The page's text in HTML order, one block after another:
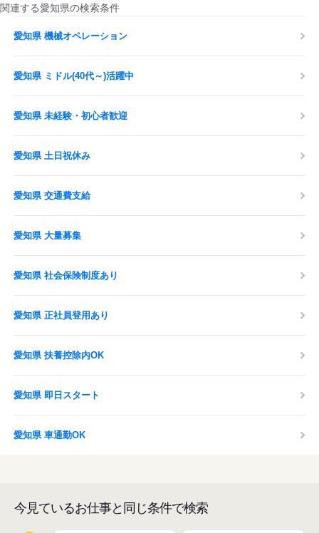
関連する愛知県の検索条件
愛知県 機械オペレーション
愛知県 ミドル(40代～)活躍中
愛知県 未経験・初心者歓迎
愛知県 土日祝休み
愛知県 交通費支給
愛知県 大量募集
愛知県 社会保険制度あり
愛知県 正社員登用あり
愛知県 扶養控除内OK
愛知県 即日スタート
愛知県 車通勤OK
今見ているお仕事と同じ条件で検索